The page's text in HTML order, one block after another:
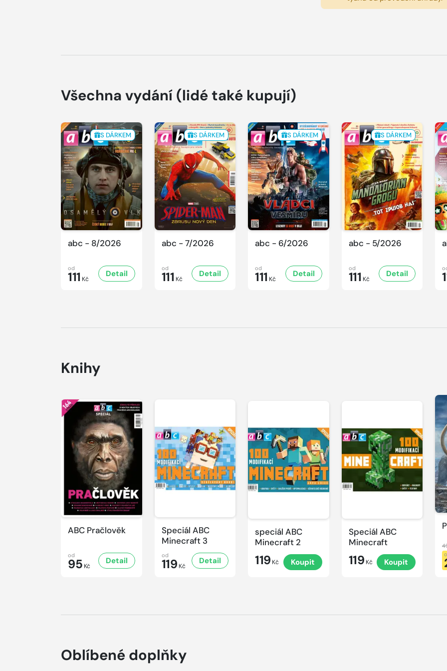
Všechna vydání (lidé také kupují)
S DÁRKEM
abc - 8/2026
od
111 Kč
Detail
S DÁRKEM
abc - 7/2026
od
111 Kč
Detail
S DÁRKEM
abc - 6/2026
od
111 Kč
Detail
S DÁRKEM
abc - 5/2026
od
111 Kč
Detail
Knihy
ABC Pračlověk
od
95 Kč
Detail
Speciál ABC
Minecraft 3
od
119 Kč
Detail
speciál ABC
Minecraft 2
119 Kč Koupit
Speciál ABC
Minecraft
119 Kč Koupit
Oblíbené doplňky